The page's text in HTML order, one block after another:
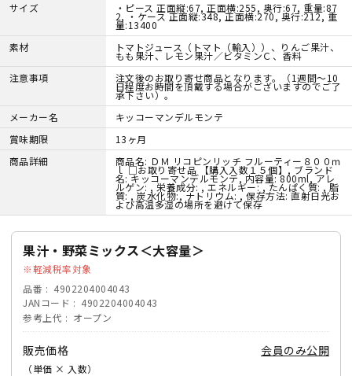
サイズ
・ピース 正面縦:67, 正面横:255, 奥行:67, 重量:87
2, ・ケース 正面縦:348, 正面横:270, 奥行:212, 重
量:13400
素材
トマトジュース（トマト（輸入））、りんご果汁、
もも果汁、レモン果汁／ビタミンＣ、香料
注意事項
注文後のお取り寄せ商品となります。（1週間～10
日程度お時間を頂戴する場合がございますのでご了
承下さい）。
メーカー名
キッコーマンデルモンテ
賞味期限
13ヶ月
商品詳細
商品名: ＤＭ リコピンリッチ フルーティー８００ｍ
ｌ □お取り寄せ品 【購入入数１５個】, ブランド
名: キッコーマンデルモンテ, 内容量: 800ml, アレ
ルゲン: , 栄養成分: , エネルギー: , たんぱく質: , 脂
質: , 炭水化物:, ナトリウム: , 保存方法: 直射日光お
よび高温多湿の場所を避けて保存
果汁・野菜ミックス＜大容量＞
軽減税率対象
品番
4902204004043
JANコード
4902204004043
参考上代
オープン
販売価格
（単価 × 入数）
会員のみ公開